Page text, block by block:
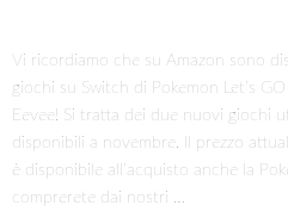
Vi ricordiamo che su Amazon sono
giochi su Switch di Pokemon Let’s
Eevee! Si tratta dei due nuovi giochi
disponibili a novembre. Il prezzo
è disponibile all’acquisto anche la
comprerete dai nostri …